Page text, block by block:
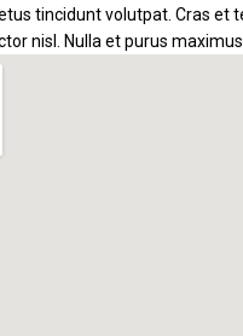
tincidunt volutpat. Cras
nisl. Nulla et purus